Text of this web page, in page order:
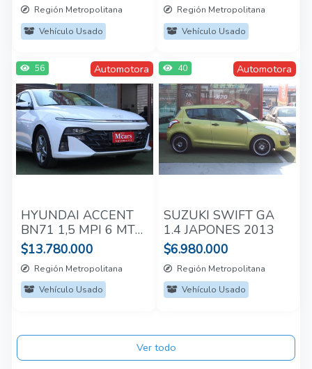
Región Metropolitana
Vehículo Usado
Región Metropolitana
Vehículo Usado
Automotora
56
HYUNDAI ACCENT
BN71 1,5 MPI 6 MT
2024
$13.780.000
Región Metropolitana
Vehículo Usado
Automotora
40
SUZUKI SWIFT GA
1.4 JAPONES 2013
$6.980.000
Región Metropolitana
Vehículo Usado
Ver todo